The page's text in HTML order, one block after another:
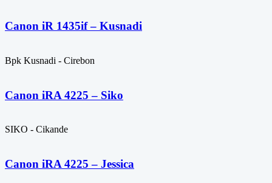
Canon iR 1435if – Kusnadi
Bpk Kusnadi - Cirebon
Canon iRA 4225 – Siko
SIKO - Cikande
Canon iRA 4225 – Jessica